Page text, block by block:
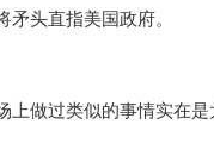
头直指美国政府。
做过类似的事情实在是